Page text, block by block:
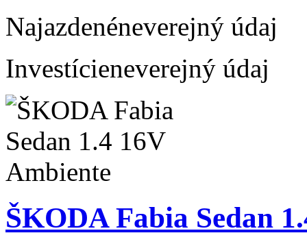
Najazdenéneverejný údaj
Investícieneverejný údaj
ŠKODA Fabia Sedan